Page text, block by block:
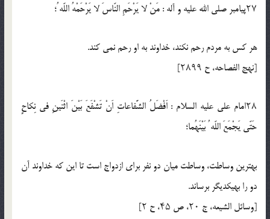
۲۷پيامبر صلي الله عليه و آله : مَنْ لا يَرْحَمِ النّاسَ لا يَرْحَمْهُ اللّه ُ؛
هر كس به مردم رحم نكند، خداوند به او رحم نمى كند.
[نهج الفصاحه، ح ۲۸۹۹]
۲۸امام على عليه السلام : اَفْضَلُ الشَّفاعاتِ اَنْ تَشْفَعَ بَيْنَ اثْنَينِ فى نِكاحٍ
حَتّى يَجْمَعَ اللّه ُ بَيْنَهُما؛
بهترين وساطت، وساطت ميان دو نفر براى ازدواج است تا اين كه خداوند آن
دو را بهيكديگر برساند.
[وسائل الشيعه، ج ۲۰، ص ۴۵، ح ۲]